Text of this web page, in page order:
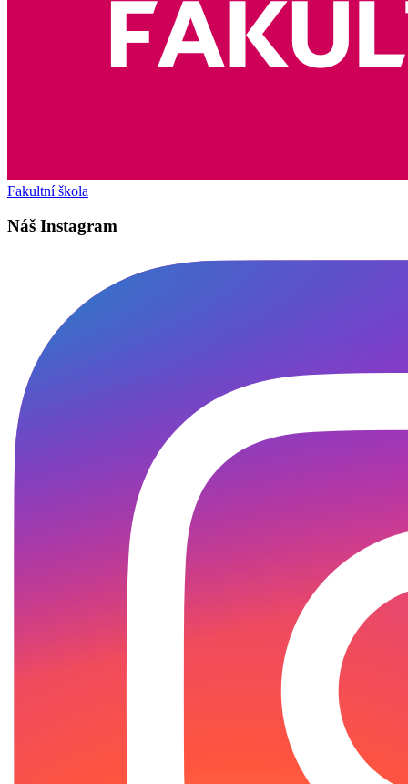
Fakultní škola
Náš Instagram